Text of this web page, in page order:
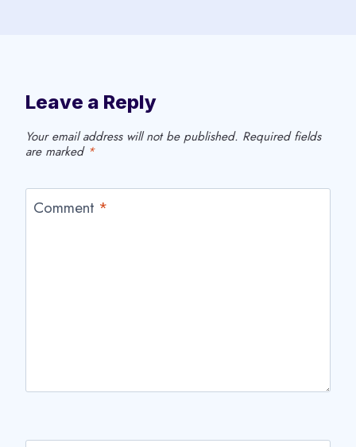
Leave a Reply
Your email address will not be published. Required fields
are marked *
Comment *